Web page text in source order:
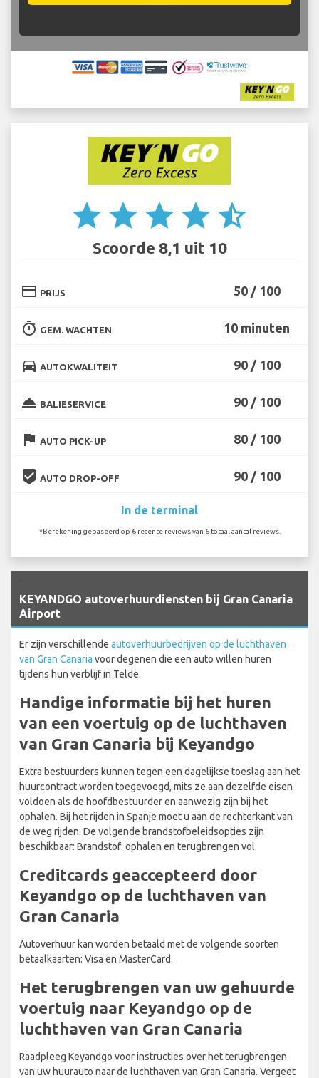
star star star star star_half
Scoorde 8,1 uit 10
credit_card PRIJS 50 / 100
timer GEM. WACHTEN 10 minuten
directions_car AUTOKWALITEIT 90 / 100
room_service BALIESERVICE 90 / 100
flag AUTO PICK-UP 80 / 100
beenhere AUTO DROP-OFF 90 / 100
In de terminal
*Berekening gebaseerd op 6 recente reviews van 6 totaal aantal reviews.
KEYANDGO autoverhuurdiensten bij Gran Canaria
Airport
Er zijn verschillende autoverhuurbedrijven op de luchthaven
van Gran Canaria voor degenen die een auto willen huren
tijdens hun verblijf in Telde.
Handige informatie bij het huren
van een voertuig op de luchthaven
van Gran Canaria bij Keyandgo
Extra bestuurders kunnen tegen een dagelijkse toeslag aan het
huurcontract worden toegevoegd, mits ze aan dezelfde eisen
voldoen als de hoofdbestuurder en aanwezig zijn bij het
ophalen. Bij het rijden in Spanje moet u aan de rechterkant van
de weg rijden. De volgende brandstofbeleidsopties zijn
beschikbaar: Brandstof: ophalen en terugbrengen vol.
Creditcards geaccepteerd door
Keyandgo op de luchthaven van
Gran Canaria
Autoverhuur kan worden betaald met de volgende soorten
betaalkaarten: Visa en MasterCard.
Het terugbrengen van uw gehuurde
voertuig naar Keyandgo op de
luchthaven van Gran Canaria
Raadpleeg Keyandgo voor instructies over het terugbrengen
van uw huurauto naar de luchthaven van Gran Canaria. Vergeet